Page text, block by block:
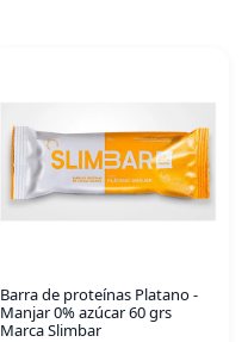
Barra de proteínas Platano -
Manjar 0% azúcar 60 grs
Marca Slimbar